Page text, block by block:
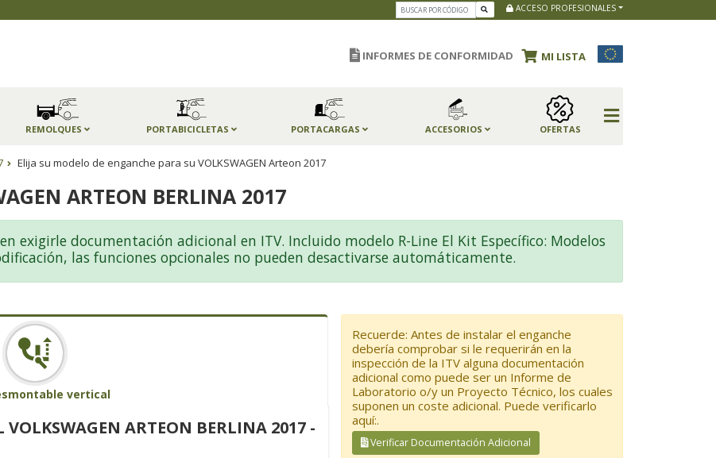
ACCESO PROFESIONALES
INFORMES DE CONFORMIDAD MI LISTA
REMOLQUES PORTABICICLETAS PORTACARGAS ACCESORIOS OFERTAS
Elija su modelo de enganche para su VOLKSWAGEN Arteon 2017
ARTEON BERLINA 2017
exigirle documentación adicional en ITV. Incluido modelo R-Line El Kit Específico: Modelos
las funciones opcionales no pueden desactivarse automáticamente.
vertical
ARTEON BERLINA 2017 -
Recuerde: Antes de instalar el enganche
debería comprobar si le requerirán en la
inspección de la ITV alguna documentación
adicional como puede ser un Informe de
Laboratorio o/y un Proyecto Técnico, los cuales
suponen un coste adicional. Puede verificarlo
aquí:.
Verificar Documentación Adicional